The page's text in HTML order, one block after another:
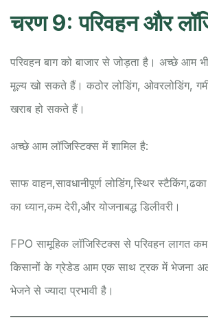
चरण 9: परिवहन और
परिवहन बाग को बाजार से जोड़ता है। अच्छे आम
मूल्य खो सकते हैं। कठोर लोडिंग, ओवरलोडिंग,
खराब हो सकते हैं।
अच्छे आम लॉजिस्टिक्स में शामिल है:
साफ वाहन,सावधानीपूर्ण लोडिंग,स्थिर स्टैकिंग,
का ध्यान,कम देरी,और योजनाबद्ध डिलीवरी।
FPO सामूहिक लॉजिस्टिक्स से परिवहन लागत
किसानों के ग्रेडेड आम एक साथ ट्रक में भेजना
भेजने से ज्यादा प्रभावी है।